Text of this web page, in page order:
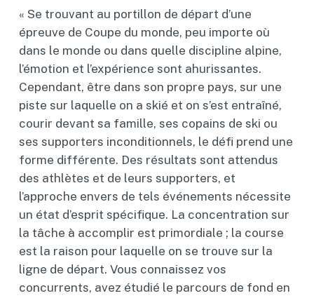
« Se trouvant au portillon de départ d’une
épreuve de Coupe du monde, peu importe où
dans le monde ou dans quelle discipline alpine,
l’émotion et l’expérience sont ahurissantes.
Cependant, être dans son propre pays, sur une
piste sur laquelle on a skié et on s’est entraîné,
courir devant sa famille, ses copains de ski ou
ses supporters inconditionnels, le défi prend une
forme différente. Des résultats sont attendus
des athlètes et de leurs supporters, et
l’approche envers de tels événements nécessite
un état d’esprit spécifique. La concentration sur
la tâche à accomplir est primordiale ; la course
est la raison pour laquelle on se trouve sur la
ligne de départ. Vous connaissez vos
concurrents, avez étudié le parcours de fond en